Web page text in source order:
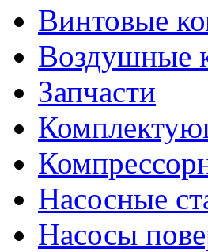
Винтовые
Воздушные
Запчасти
Насосные
Насосы